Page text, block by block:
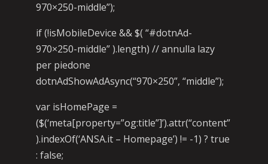
970×250-middle”);
if (!isMobileDevice && $( “#dotnAd-
970×250-middle” ).length) // annulla lazy
per piedone
dotnAdShowAdAsync(“970×250”, “middle”);
var isHomePage =
($(‘meta[property=”og:title”]’).attr(“content”
).indexOf(‘ANSA.it – Homepage’) != -1) ? true
: false;